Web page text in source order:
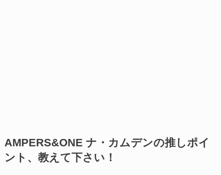
AMPERS&ONE ナ・カムデンの推しポイ
ント、教えて下さい！